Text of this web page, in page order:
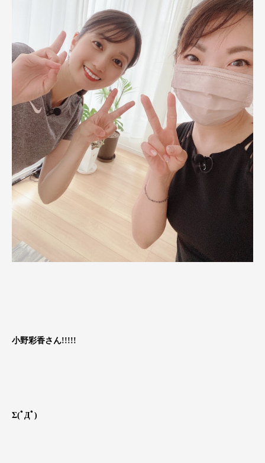
小野彩香さん!!!!!
Σ(ﾟДﾟ)